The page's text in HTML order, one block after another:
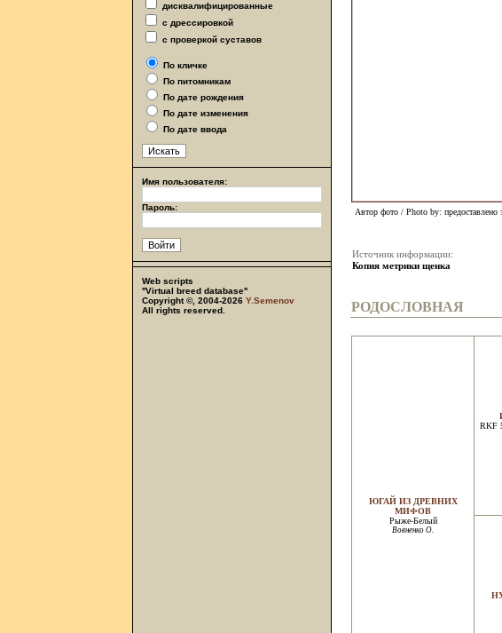
дисквалифицированные
с дрессировкой
с проверкой суставов
По кличке
По питомникам
По дате рождения
По дате изменения
По дате ввода
Имя пользователя:
Пароль:
Web scripts
''Virtual breed database''
Copyright ©, 2004-2026 Y.Semenov
All rights reserved.
Автор фото / Photo by: предоставлено
Источник информации:
Копия метрики щенка
РОДОСЛОВНАЯ
ЮГАЙ ИЗ ДРЕВНИХ
МИФОВ
Рыже-Белый
Вовненко О.
RKF